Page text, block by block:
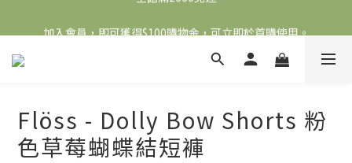
加入會員，即可獲得$100購物金，可立即於首購使用。
滿5000送500購物金，滿8000送800購物金
Flöss - Dolly Bow Shorts 粉
色草莓蝴蝶結短褲